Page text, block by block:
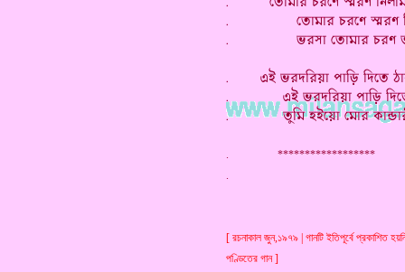
. ******************
[ রচনাকাল জুন,১৯৭৯ | গানটি ইতিপূর্বে প্রকাশিত
পণ্ডিতের গান ]